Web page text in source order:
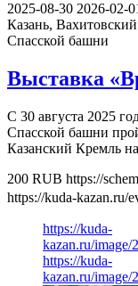
2025-08-30 2026-02-
Казань,
Спасской башни
Выставка
С 30 августа 2025
Спасской башни
Казанский Кремль
200 RUB https://
https://kuda-kazan.ru/
https://kuda-
kazan.ru/image/
https://kuda-
kazan.ru/image/